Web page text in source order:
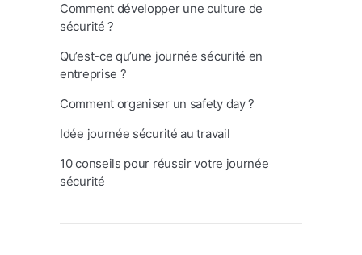
Comment développer une culture de
sécurité ?
Qu’est-ce qu’une journée sécurité en
entreprise ?
Comment organiser un safety day ?
Idée journée sécurité au travail
10 conseils pour réussir votre journée
sécurité